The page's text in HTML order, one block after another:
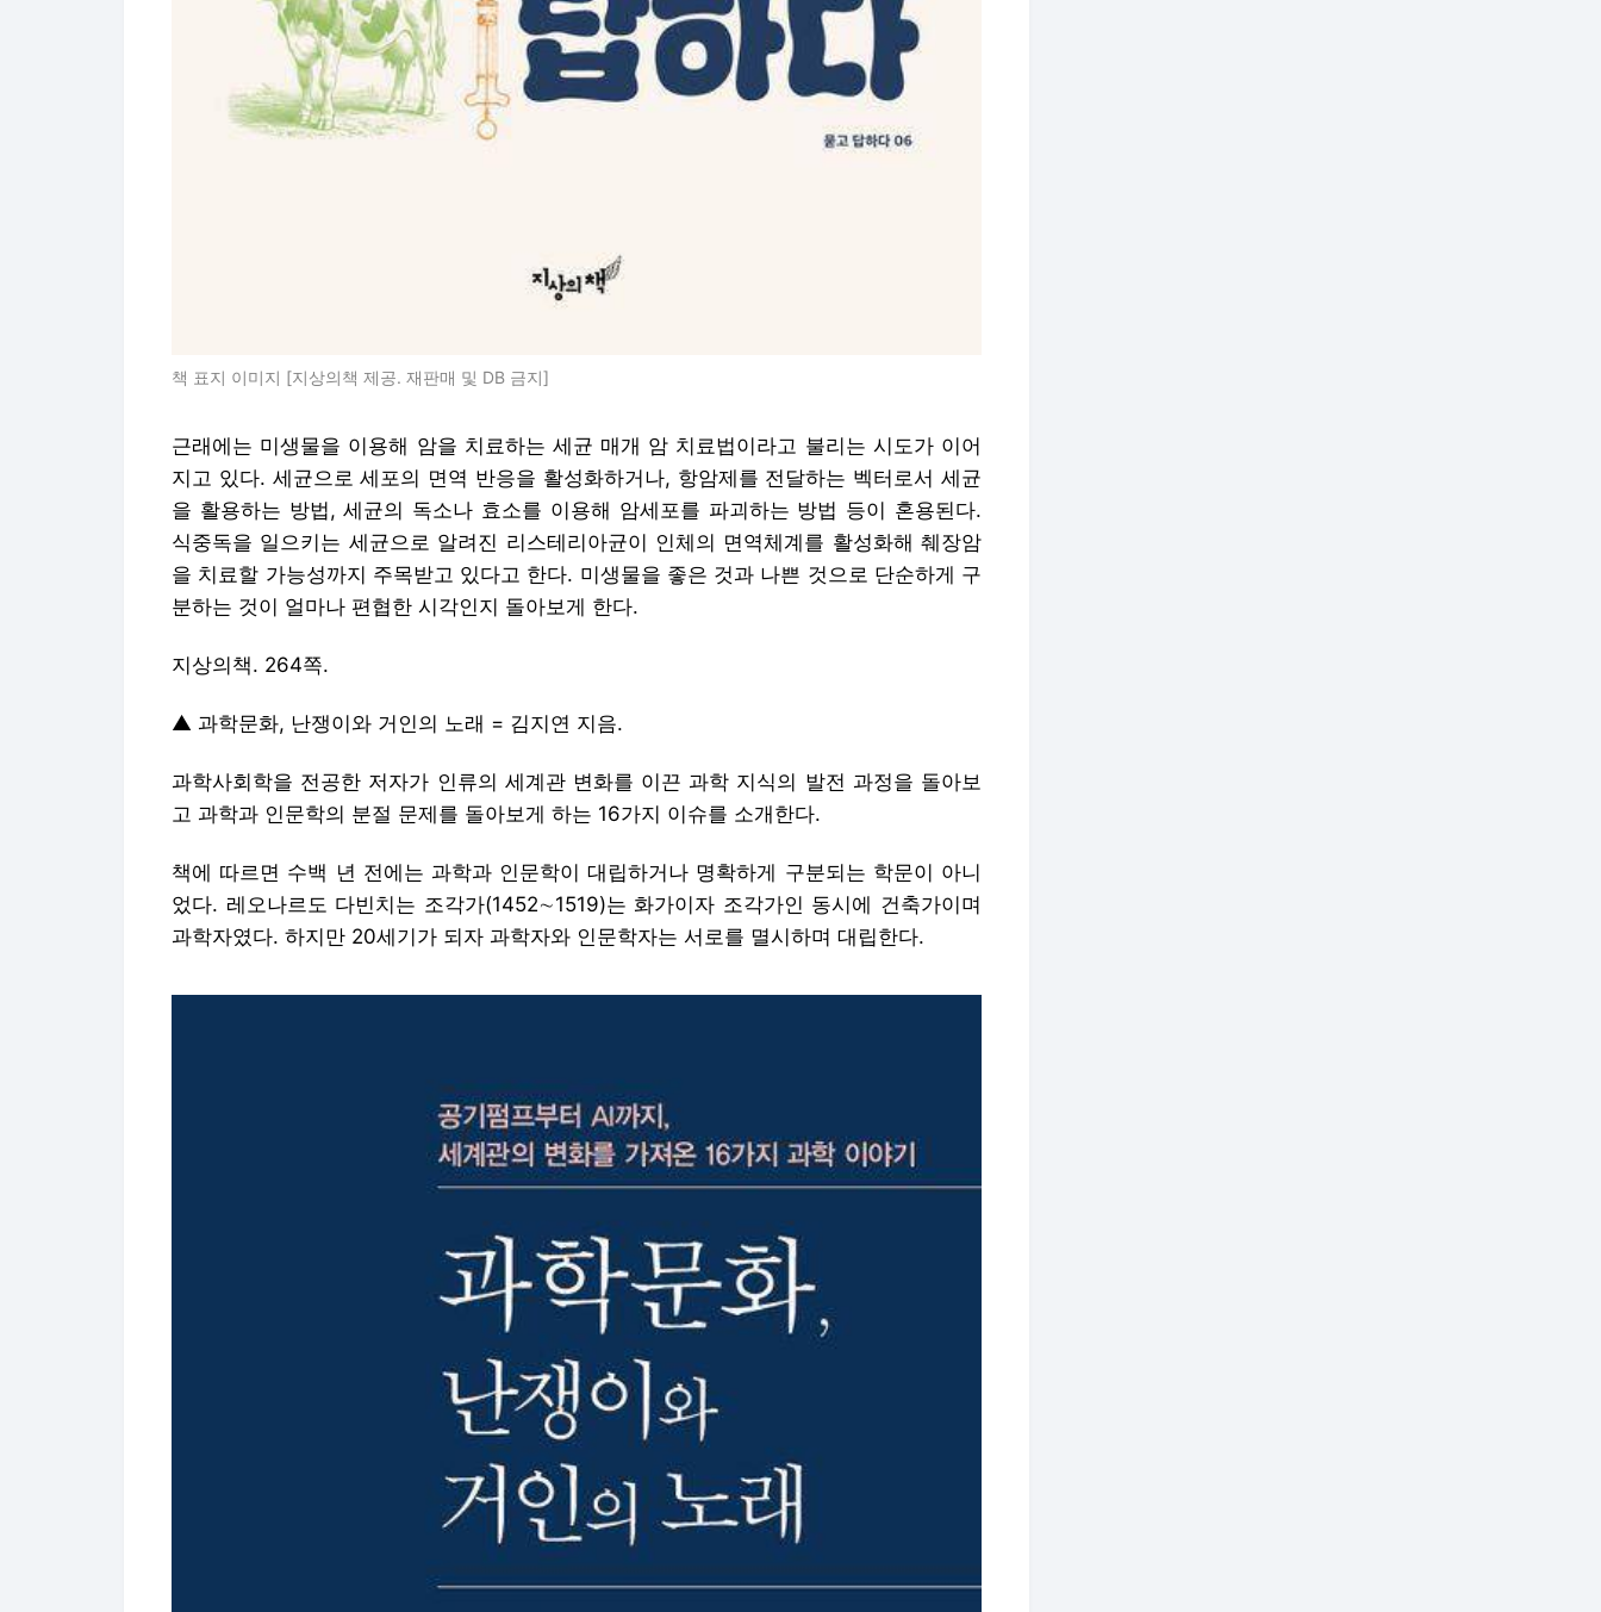
책 표지 이미지 [지상의책 제공. 재판매 및 DB 금지]
근래에는 미생물을 이용해 암을 치료하는 세균 매개 암 치료법이라고 불리는 시도가 이어
지고 있다. 세균으로 세포의 면역 반응을 활성화하거나, 항암제를 전달하는 벡터로서 세균
을 활용하는 방법, 세균의 독소나 효소를 이용해 암세포를 파괴하는 방법 등이 혼용된다.
식중독을 일으키는 세균으로 알려진 리스테리아균이 인체의 면역체계를 활성화해 췌장암
을 치료할 가능성까지 주목받고 있다고 한다. 미생물을 좋은 것과 나쁜 것으로 단순하게 구
분하는 것이 얼마나 편협한 시각인지 돌아보게 한다.
지상의책. 264쪽.
▲ 과학문화, 난쟁이와 거인의 노래 = 김지연 지음.
과학사회학을 전공한 저자가 인류의 세계관 변화를 이끈 과학 지식의 발전 과정을 돌아보
고 과학과 인문학의 분절 문제를 돌아보게 하는 16가지 이슈를 소개한다.
책에 따르면 수백 년 전에는 과학과 인문학이 대립하거나 명확하게 구분되는 학문이 아니
었다. 레오나르도 다빈치는 조각가(1452∼1519)는 화가이자 조각가인 동시에 건축가이며
과학자였다. 하지만 20세기가 되자 과학자와 인문학자는 서로를 멸시하며 대립한다.